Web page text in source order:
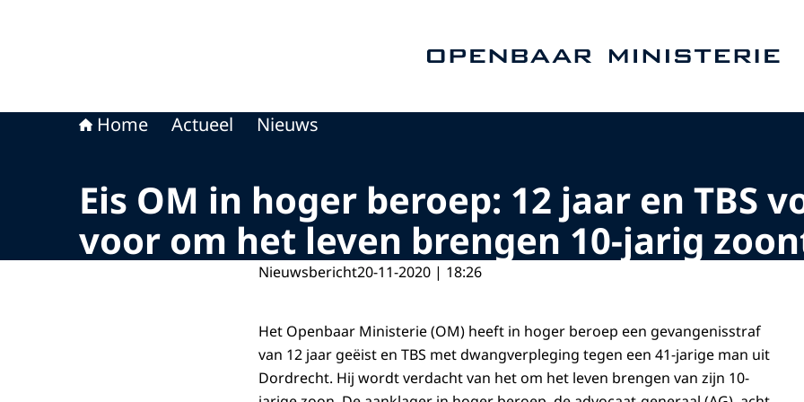
Home Actueel Nieuws
Eis OM in hoger beroep: 12 jaar en TBS
voor om het leven brengen 10-jarig
Nieuwsbericht20-11-2020 | 18:26
Het Openbaar Ministerie (OM) heeft in hoger beroep een gevangenisstraf
van 12 jaar geëist en TBS met dwangverpleging tegen een 41-jarige man uit
Dordrecht. Hij wordt verdacht van het om het leven brengen van zijn 10-